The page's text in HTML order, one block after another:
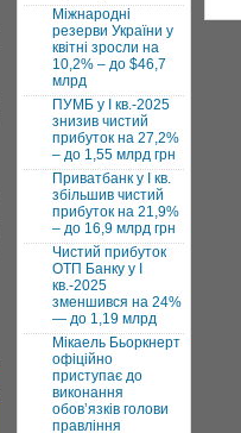
Міжнародні
резерви України у
квітні зросли на
10,2% – до $46,7
млрд
ПУМБ у I кв.-2025
знизив чистий
прибуток на 27,2%
– до 1,55 млрд грн
Приватбанк у І кв.
збільшив чистий
прибуток на 21,9%
– до 16,9 млрд грн
Чистий прибуток
ОТП Банку у І
кв.-2025
зменшився на 24%
— до 1,19 млрд
Мікаель Бьоркнерт
офіційно
приступає до
виконання
обовʼязків голови
правління